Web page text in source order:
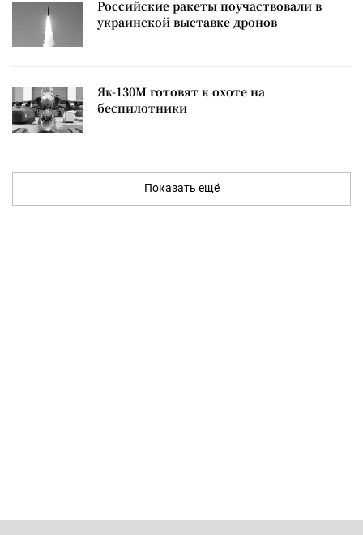
Российские ракеты поучаствовали в
украинской выставке дронов
Як-130М готовят к охоте на
беспилотники
Показать ещё